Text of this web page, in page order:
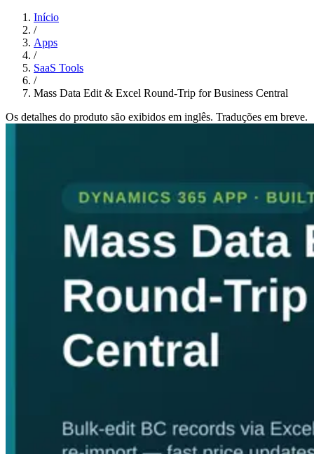
Início
/
Apps
/
SaaS Tools
/
Mass Data Edit & Excel Round-Trip for Business Central
Os detalhes do produto são exibidos em inglês. Traduções em breve.